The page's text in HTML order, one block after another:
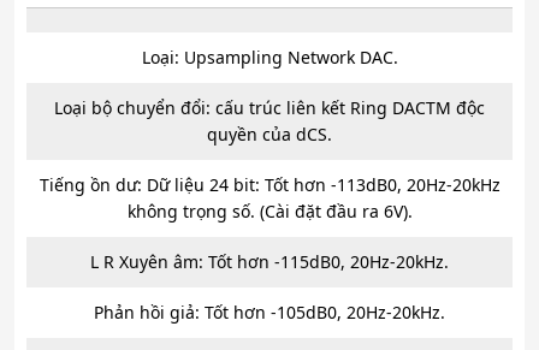
Loại: Upsampling Network DAC.
Loại bộ chuyển đổi: cấu trúc liên kết Ring DACTM độc
quyền của dCS.
Tiếng ồn dư: Dữ liệu 24 bit: Tốt hơn -113dB0, 20Hz-20kHz
không trọng số. (Cài đặt đầu ra 6V).
L R Xuyên âm: Tốt hơn -115dB0, 20Hz-20kHz.
Phản hồi giả: Tốt hơn -105dB0, 20Hz-20kHz.